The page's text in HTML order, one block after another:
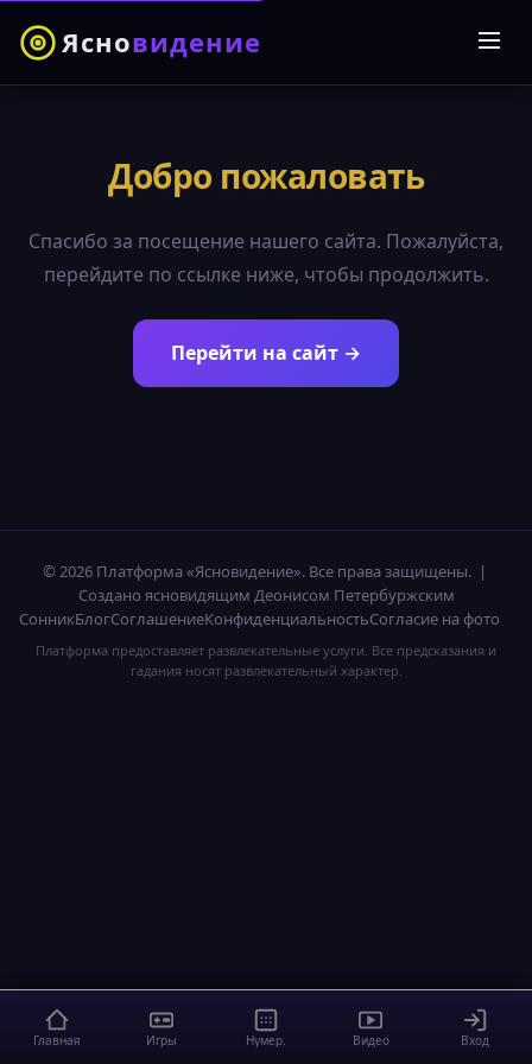
Ясновидение
Добро пожаловать
Спасибо за посещение нашего сайта. Пожалуйста,
перейдите по ссылке ниже, чтобы продолжить.
Перейти на сайт →
© 2026 Платформа «Ясновидение». Все права защищены. |
Создано ясновидящим Деонисом Петербуржским
СонникБлогСоглашениеКонфиденциальностьСогласие на фото
Платформа предоставляет развлекательные услуги. Все предсказания и
гадания носят развлекательный характер.
Главная Игры Нумер. Видео Вход